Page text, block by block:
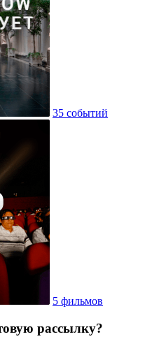
35 событий
5 фильмов
рассылку?